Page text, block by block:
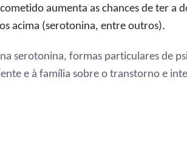
aumenta as chances de ter a
acima (serotonina, entre outros).
serotonina, formas particulares de
e à família sobre o transtorno e